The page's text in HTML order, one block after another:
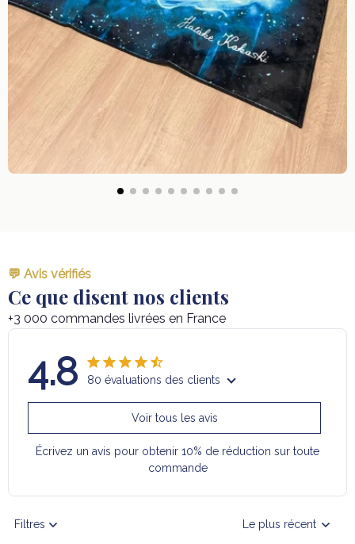
💬 Avis vérifiés
Ce que disent nos clients
+3 000 commandes livrées en France
4.8 80 évaluations des clients
Voir tous les avis
Écrivez un avis pour obtenir 10% de réduction sur toute
commande
Filtres Le plus récent